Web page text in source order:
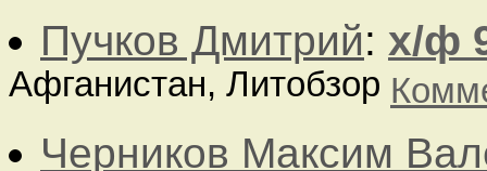
Пучков Дмитрий: х/ф
Афганистан, Литобзор
Черников Максим